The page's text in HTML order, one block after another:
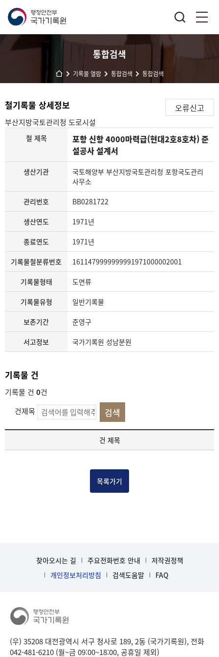
통합검색
기록물 열람 통합검색 통합검색
철기록물 상세정보 오류신고
부산지방국토관리청 도로시설
철 제목
포항 신항 4000마력급(현대2호8호차) 준
설공사 설계서
생산기관
국토해양부 부산지방국토관리청 포항국도관리
사무소
관리번호 BB0281722
생산연도 1971년
종료연도 1971년
기록물철분류번호 1611479999999991971000002001
기록물형태 도면류
기록물유형 일반기록물
보존기간 준영구
서고정보 국가기록원 성남분원
기록물 건
기록물 건 0건
건제목
주
표
입
건 제목
목록가기
찾아오시는 길 주요전화번호 안내
저작권정책
개인정보처리방침
검색도움말 FAQ
(우) 35208 대전광역시 서구 청사로 189, 2동 (국가기록원), 전화
042-481-6210 (월~금 09:00~18:00, 공휴일 제외)